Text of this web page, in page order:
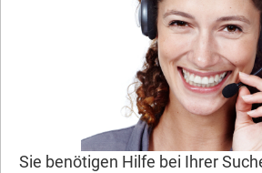
Sie benötigen Hilfe bei Ihrer